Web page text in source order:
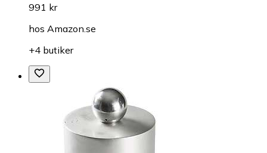
991 kr
hos Amazon.se
+4 butiker